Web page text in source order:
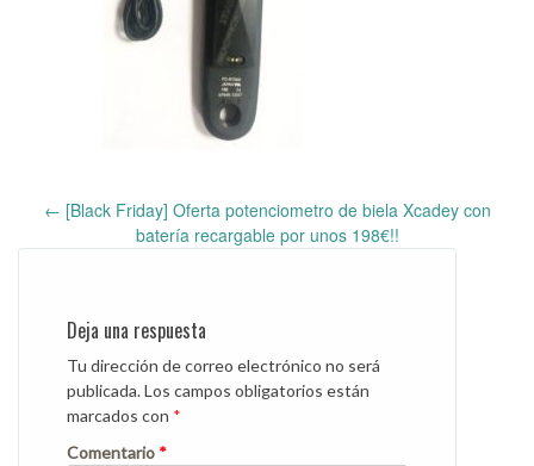
navigation
← [Black Friday] Oferta potenciometro de biela Xcadey con
batería recargable por unos 198€!!
Deja una respuesta
Tu dirección de correo electrónico no será
publicada.Los campos obligatorios están
marcados con *
Comentario *